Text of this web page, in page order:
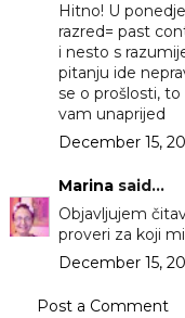
Hitno! U
razred= past
i nesto s
pitanju ide
se o prošlosti, to
vam unaprijed
December 15,
Marinasaid...
Objavljujem
proveri za koji
December 15,
Post a Comment